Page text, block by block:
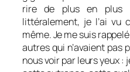
rire de plus en plus
littéralement, je l’ai vu
même. Je me suis
autres qui n’avaient pas
nous voir par leurs yeux :